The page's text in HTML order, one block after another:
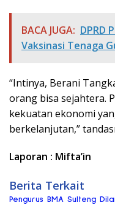
BACA JUGA: DPRD
Vaksinasi Tenaga
“Intinya, Berani
orang bisa sejahtera.
kekuatan ekonomi
berkelanjutan,”
Laporan : Mifta’in
Berita Terkait
Pengurus BMA Sulteng